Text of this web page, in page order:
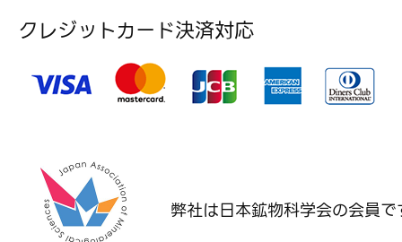
クレジットカード決済対応
弊社は日本鉱物科学会の会員で